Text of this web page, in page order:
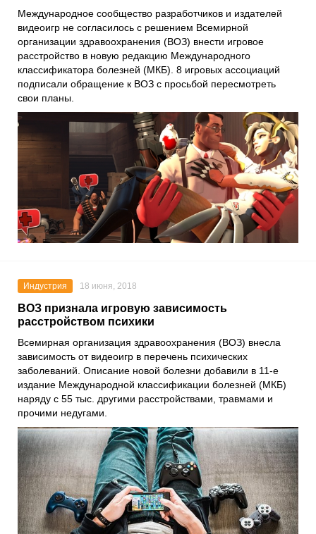
Международное сообщество разработчиков и издателей
видеоигр не согласилось с решением Всемирной
организации здравоохранения (ВОЗ) внести игровое
расстройство в новую редакцию Международного
классификатора болезней (МКБ). 8 игровых ассоциаций
подписали обращение к ВОЗ с просьбой пересмотреть
свои планы.
Индустрия 18 июня, 2018
ВОЗ признала игровую зависимость
расстройством психики
Всемирная организация здравоохранения (ВОЗ) внесла
зависимость от видеоигр в перечень психических
заболеваний. Описание новой болезни добавили в 11-е
издание Международной классификации болезней (МКБ)
наряду с 55 тыс. другими расстройствами, травмами и
прочими недугами.